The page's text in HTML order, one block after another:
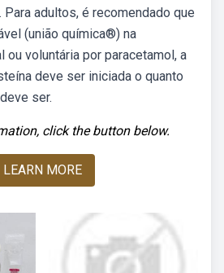
adultos, é recomendado que
(união química®) na
ou voluntária por paracetamol, a
deve ser iniciada o quanto
ser.
click the button below.
LEARN MORE